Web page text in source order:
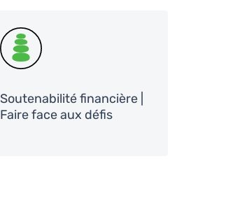
SVG
Soutenabilité financière |
Faire face aux défis